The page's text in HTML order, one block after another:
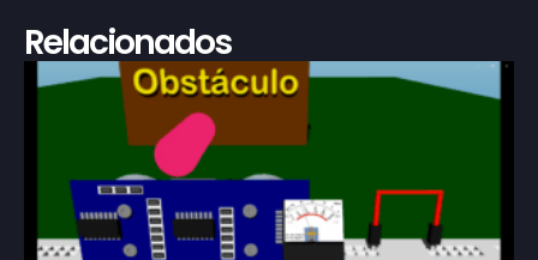
Relacionados